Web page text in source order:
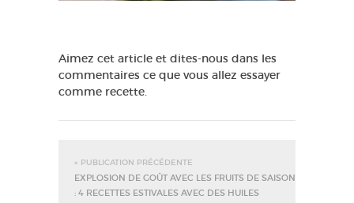
Aimez cet article et dites-nous dans les
commentaires ce que vous allez essayer
comme recette.
« PUBLICATION PRÉCÉDENTE
EXPLOSION DE GOÛT AVEC LES FRUITS DE SAISON
: 4 RECETTES ESTIVALES AVEC DES HUILES